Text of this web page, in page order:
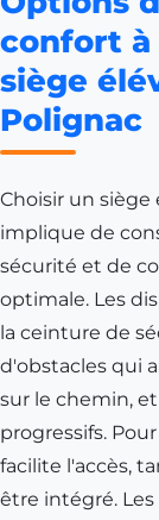
confort à
siège
Polignac
Choisir un siège
implique de
sécurité et de
optimale. Les
la ceinture de
d'obstacles qui
sur le chemin,
progressifs.
facilite l'accès,
être intégré.